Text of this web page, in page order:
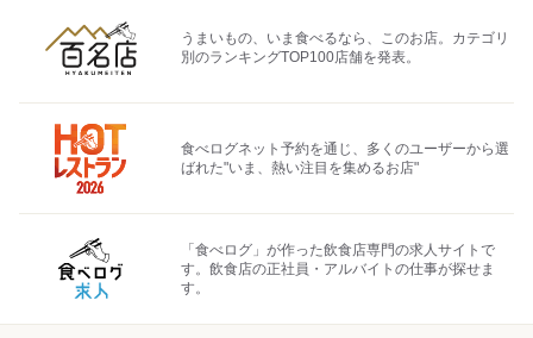
うまいもの、いま食べるなら、このお店。カテゴリ
別のランキングTOP100店舗を発表。
食べログネット予約を通じ、多くのユーザーから選
ばれた"いま、熱い注目を集めるお店"
「食べログ」が作った飲食店専門の求人サイトで
す。飲食店の正社員・アルバイトの仕事が探せま
す。